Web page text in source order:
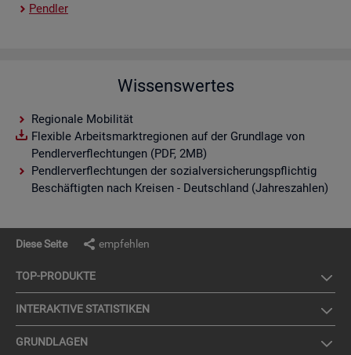
Pend­ler
Wissenswertes
Regionale Mobilität
Flexible Arbeitsmarktregionen auf der Grundlage von
Pendlerverflechtungen (PDF, 2MB)
Pendlerverflechtungen der sozialversicherungspflichtig
Beschäftigten nach Kreisen - Deutschland (Jahreszahlen)
Diese Seite empfehlen
TOP-PRO­DUK­TE
IN­TER­AK­TI­VE STA­TIS­TI­KEN
GRUND­LA­GEN